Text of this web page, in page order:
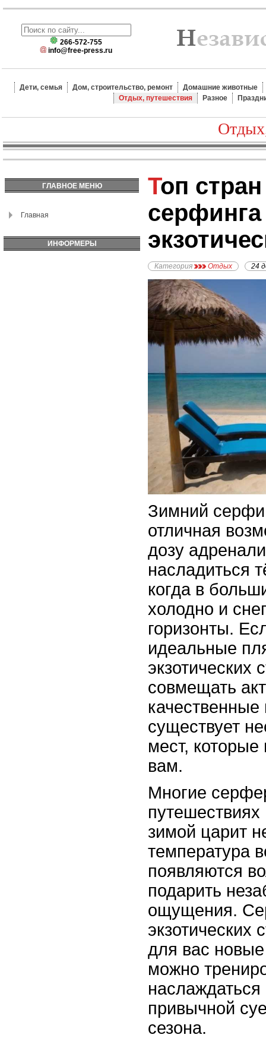
266-572-755
info@free-press.ru
Дети, семья Дом, строительство, ремонт
Домашние животные
Отдых, путешествия
Разное
ГЛАВНОЕ МЕНЮ
Главная
ИНФОРМЕРЫ
Топ стран для зимнего
Категория Отдых 24
Зимний
отличная
дозу
насладиться
когда в
холодно и
горизонты.
идеальные
экзотических
совмещать
существует
мест,
вам.
Многие
путешествиях
зимой царит
температура
появляются
подарить
ощущения.
экзотических
для вас новые
можно
привычной
сезона.